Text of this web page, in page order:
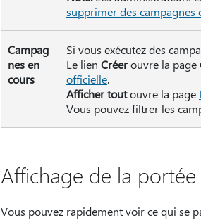
supprimer des campagnes
Campag
nes en
cours
Si vous exécutez des
Le lien Créerouvre la page
officielle.
Afficher toutouvre la page
Vous pouvez filtrer les
Affichage de la
Vous pouvez rapidement voir ce qui se